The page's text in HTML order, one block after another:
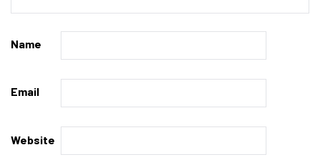
Name
Email
Website